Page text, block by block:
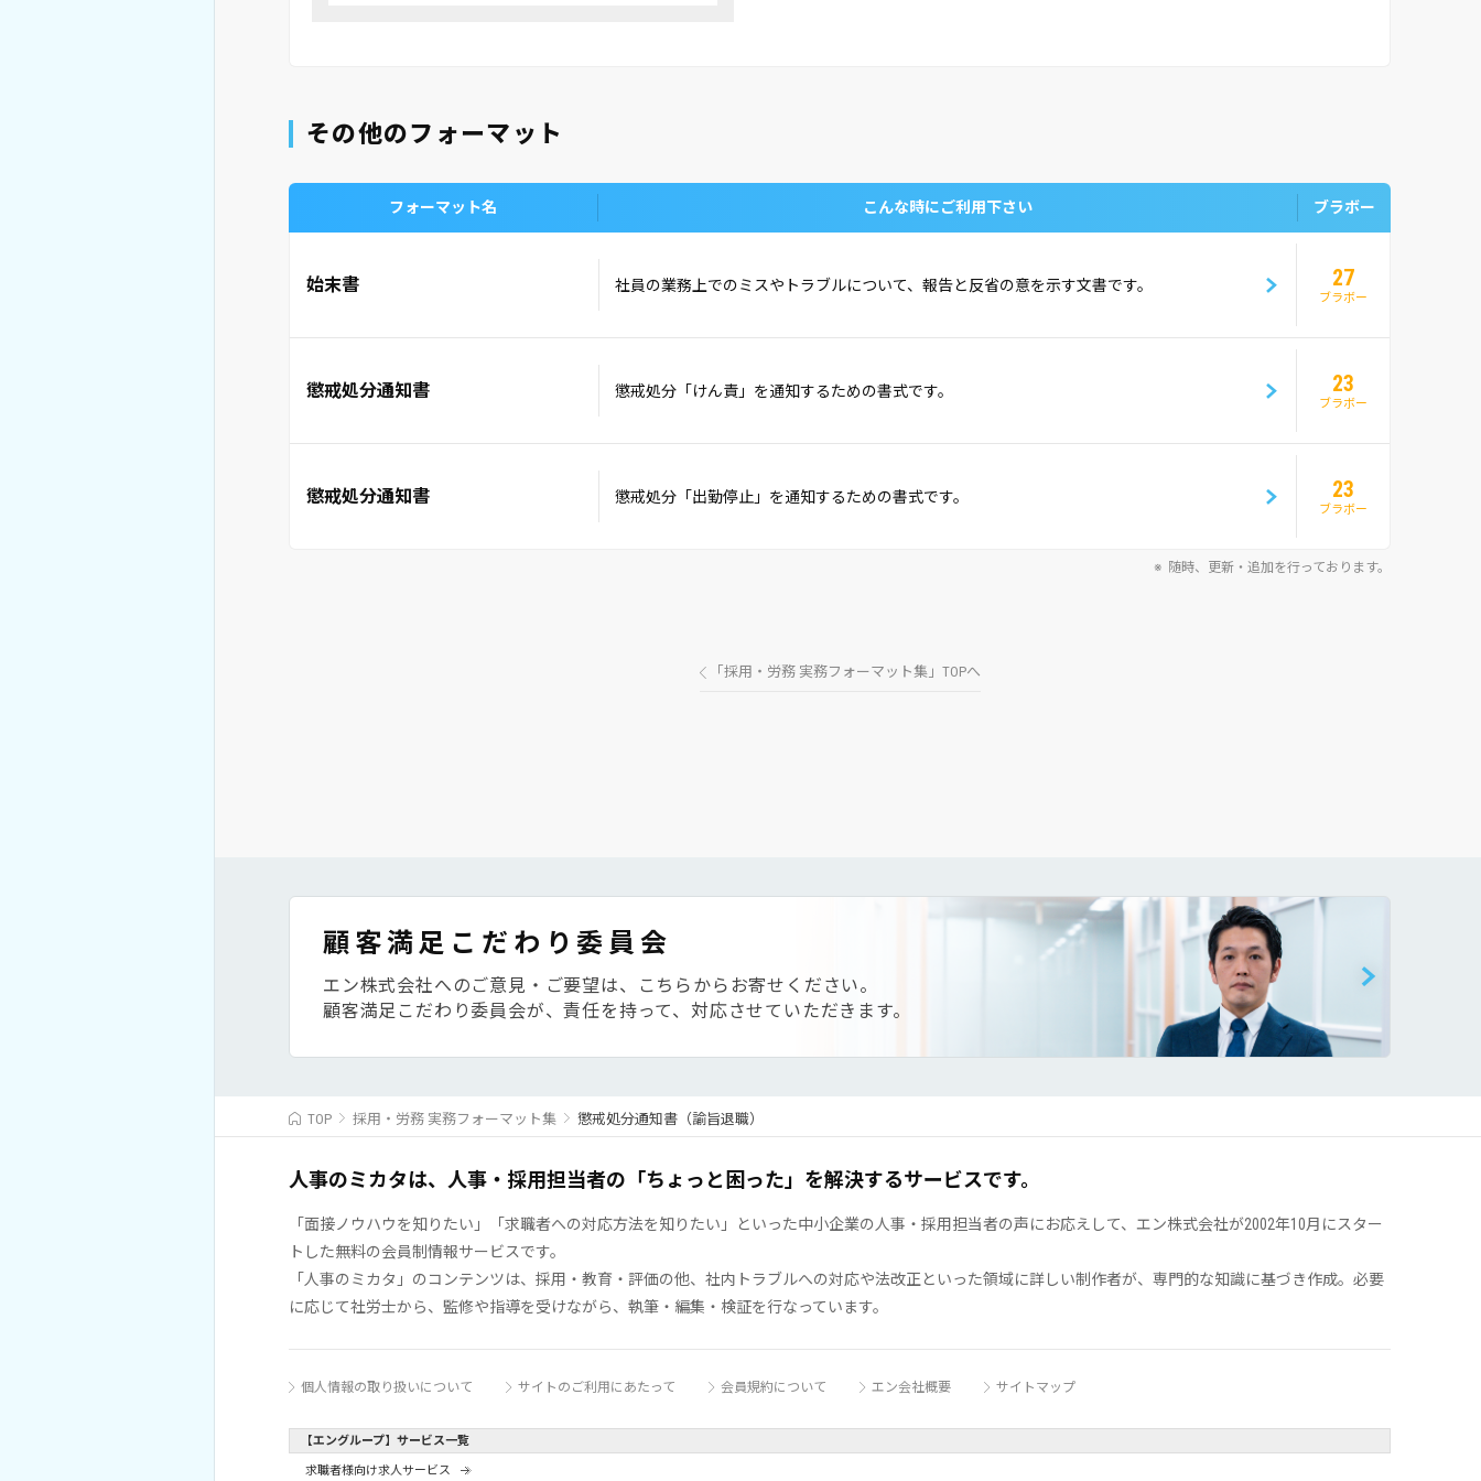
その他のフォーマット
フォーマット名 こんな時にご利用下さい ブラボー
始末書 社員の業務上でのミスやトラブルについて、報告と反省の意を示す文書です。 27
ブラボー
懲戒処分通知書 懲戒処分「けん責」を通知するための書式です。 23
ブラボー
懲戒処分通知書 懲戒処分「出勤停止」を通知するための書式です。 23
ブラボー
随時、更新・追加を行っております。
「採用・労務 実務フォーマット集」TOPへ
顧客満足こだわり委員会
エン株式会社へのご意見・ご要望は、こちらからお寄せください。
顧客満足こだわり委員会が、責任を持って、対応させていただきます。
TOP 採用・労務 実務フォーマット集 懲戒処分通知書（諭旨退職）
人事のミカタは、人事・採用担当者の「ちょっと困った」を解決するサービスです。
「面接ノウハウを知りたい」「求職者への対応方法を知りたい」といった中小企業の人事・採用担当者の声にお応えして、エン株式会社が2002年10月にスター
トした無料の会員制情報サービスです。
「人事のミカタ」のコンテンツは、採用・教育・評価の他、社内トラブルへの対応や法改正といった領域に詳しい制作者が、専門的な知識に基づき作成。必要
に応じて社労士から、監修や指導を受けながら、執筆・編集・検証を行なっています。
個人情報の取り扱いについて サイトのご利用にあたって 会員規約について エン会社概要 サイトマップ
【エングループ】サービス一覧
求職者様向け求人サービス